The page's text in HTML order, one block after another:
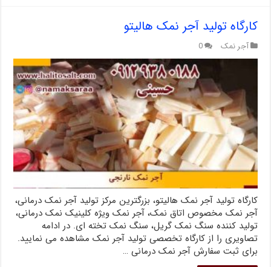
کارگاه تولید آجر نمک هالیتو
آجر نمک 0
کارگاه تولید آجر نمک هالیتو، بزرگترین مرکز تولید آجر نمک درمانی،
آجر نمک مخصوص اتاق نمک، آجر نمک ویژه کلینیک نمک درمانی،
تولید کننده سنگ نمک گریل، سنگ نمک تخته ای. در ادامه
تصاویری را از کارگاه تخصصی تولید آجر نمک مشاهده می نمایید.
برای ثبت سفارش آجر نمک درمانی …